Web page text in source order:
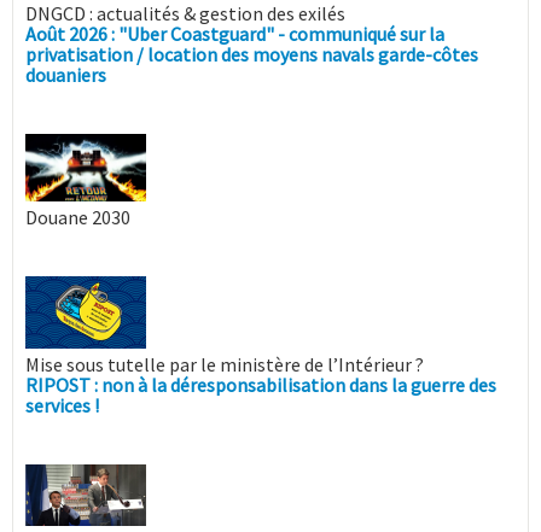
DNGCD : actualités & gestion des exilés
Août 2026 : "Uber Coastguard" - communiqué sur la
privatisation / location des moyens navals garde-côtes
douaniers
Douane 2030
Mise sous tutelle par le ministère de l’Intérieur ?
RIPOST : non à la déresponsabilisation dans la guerre des
services !